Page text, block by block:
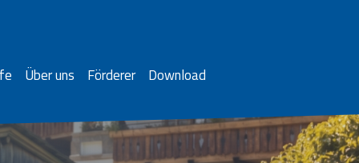
Über uns Förderer Download